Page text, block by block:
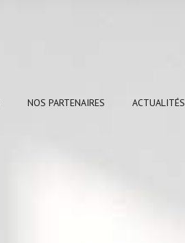
NOS PARTENAIRES ACTUALITÉS